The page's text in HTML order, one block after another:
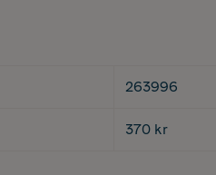
263996
370 kr